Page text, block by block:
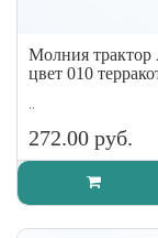
Молния трактор
цвет 010
..
272.00 руб.